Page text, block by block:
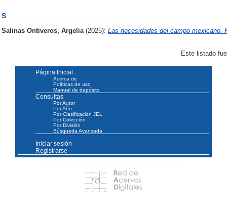
S
Salinas Ontiveros, Argelia (2025): Las necesidades del campo mexicano.
Este listado
Página Inicial
Acerca de
Políticas de uso
Manual de depósito
Consultas
Por Autor
Por Año
Por Clasificación JEL
Por Colección
Por División
Búsqueda Avanzada
Iniciar sesión
Registrarse